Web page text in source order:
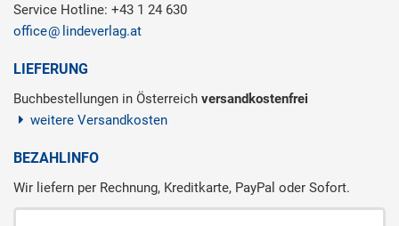
Service Hotline: +43 1 24 630
office
lindeverlag.at
LIEFERUNG
Buchbestellungen in Österreich versandkostenfrei
weitere Versandkosten
BEZAHLINFO
Wir liefern per Rechnung, Kreditkarte, PayPal oder Sofort.